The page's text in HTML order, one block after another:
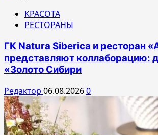
КРАСОТА
РЕСТОРАНЫ
ГК Natura Siberica и ресторан
представляют коллаборацию:
«Золото Сибири
Редактор 06.08.20260